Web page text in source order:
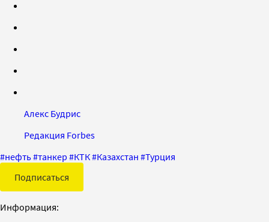
Алекс Будрис
Редакция Forbes
#нефть#танкер #КТК#Казахстан #Турция
Подписаться
Информация: